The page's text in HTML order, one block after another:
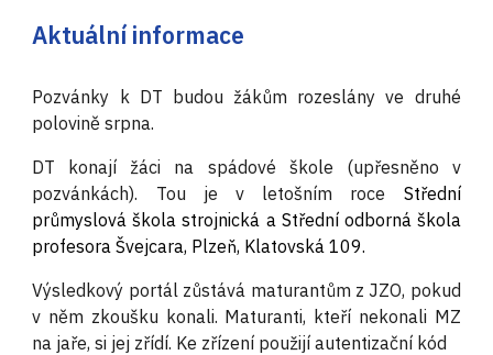
Aktuální informace
Pozvánky k DT budou žákům rozeslány ve druhé
polovině srpna.
DT konají žáci na spádové škole (upřesněno v
pozvánkách). Tou je v letošním roce Střední
průmyslová škola strojnická a Střední odborná škola
profesora Švejcara, Plzeň, Klatovská 109.
Výsledkový portál zůstává maturantům z JZO, pokud
v něm zkoušku konali. Maturanti, kteří nekonali MZ
na jaře, si jej zřídí. Ke zřízení použijí autentizační kód